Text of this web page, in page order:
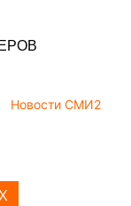
Новости СМИ2